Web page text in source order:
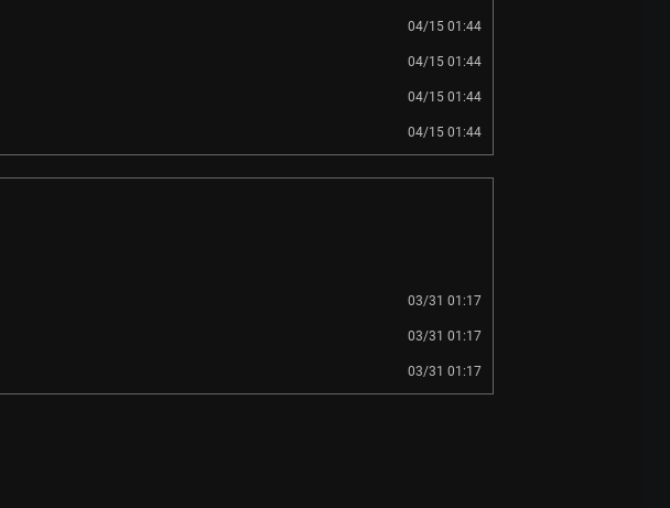
04/15 01:44
04/15 01:44
04/15 01:44
04/15 01:44
03/31 01:17
03/31 01:17
03/31 01:17